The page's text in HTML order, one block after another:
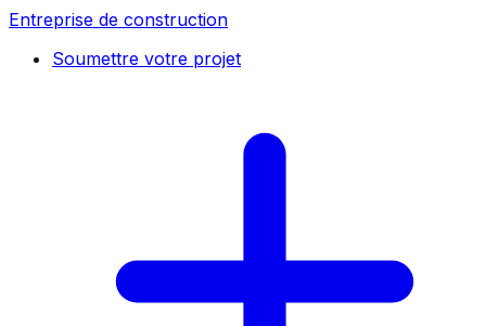
Entreprise de construction
Soumettre votre projet